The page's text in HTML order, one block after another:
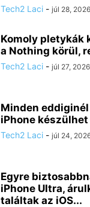
Tech2 Laci - júl 28, 2026
Komoly pletykák
a Nothing körül,
Tech2 Laci - júl 27, 2026
Minden
iPhone
Tech2 Laci - júl 24,
Egyre
iPhone Ultra,
találtak az iOS...